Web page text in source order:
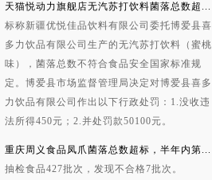
天猫悦动力旗舰店无汽苏打饮料菌落总数超...
标称新疆优悦佳品饮料有限公司委托博爱县喜
多力饮品有限公司生产的无汽苏打饮料（蜜桃
味），菌落总数不符合食品安全国家标准规
定。博爱县市场监督管理局决定对博爱县喜多
力饮品有限公司作出以下行政处罚：1.没收违
法所得450元；2.并处罚款50100元。
重庆周义食品凤爪菌落总数超标，半年内第...
抽检食品427批次，发现不合格7批次。